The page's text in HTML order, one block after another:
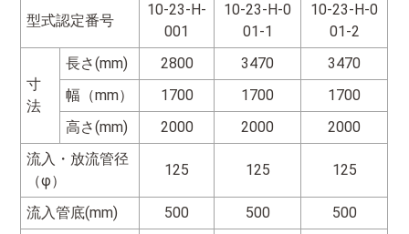
型式認定番号
10-23-H-
001
10-23-H-0
01-1
10-23-H-0
01-2
寸
法
長さ(mm) 2800 3470
3470
幅（mm）
1700 1700
1700
高さ(mm)
2000 2000
2000
流入・放流管径
（φ）
125 125 125
流入管底(mm) 500 500
500